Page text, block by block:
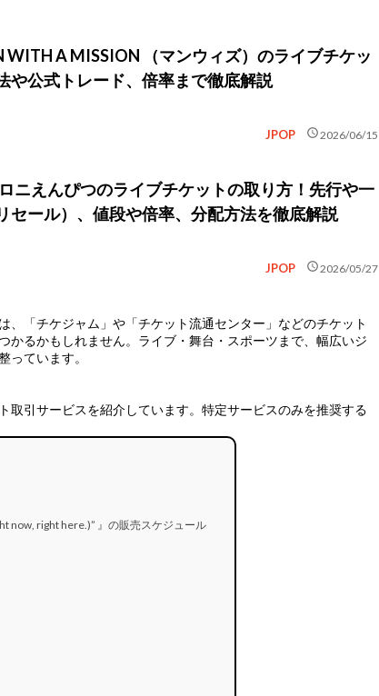
WITH A MISSION （マンウィズ）のライブチケッ
や公式トレード、倍率まで徹底解説
JPOP schedule2026/06/15
ニえんぴつのライブチケットの取り方！先行や一
セール）、値段や倍率、分配方法を徹底解説
JPOP schedule2026/05/27
、
「チケジャム」や「チケット流通センター」などのチケット
かるかもしれません。ライブ・舞台・スポーツまで、幅広いジ
っています。
引サービスを紹介しています。特定サービスのみを推奨する
now, right here.)” 』の販売スケジュール